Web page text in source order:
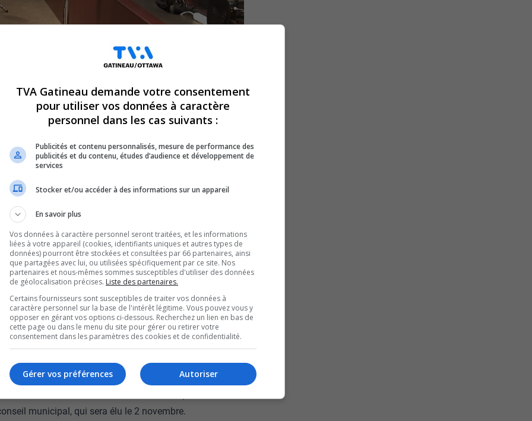
pour faire place à un tout nouvel Hôtel de
étudiés par l’administration
par
Le Droit.
quelque temps des discussions sur son
sont à l’étude :
l’Hôtel de Ville, au coût estimé de 191
évaluée à 149 millions $.
d’un autre édifice pour y
de 90 millions $.
édifice, également autour de 90
conseil
Bissonnette et Mario Aubé, ont confirmé que
municipal, qui sera élu le 2 novembre.
TVA Gatineau demande votre consentement
pour utiliser vos données à caractère
personnel dans les cas suivants :
Publicités et contenu personnalisés, mesure de performance des
publicités et du contenu, études d’audience et développement de
services
Stocker et/ou accéder à des informations sur un appareil
En savoir plus
Vos données à caractère personnel seront traitées, et les informations
liées à votre appareil (cookies, identifiants uniques et autres types de
données) pourront être stockées et consultées par 66 partenaires, ainsi
que partagées avec lui, ou utilisées spécifiquement par ce site. Nos
partenaires et nous-mêmes sommes susceptibles d'utiliser des données
de géolocalisation précises. Liste des partenaires.
Certains fournisseurs sont susceptibles de traiter vos données à
caractère personnel sur la base de l'intérêt légitime. Vous pouvez vous y
opposer en gérant vos options ci-dessous. Recherchez un lien en bas de
cette page ou dans le menu du site pour gérer ou retirer votre
consentement dans les paramètres des cookies et de confidentialité.
Autoriser
Gérer vos préférences